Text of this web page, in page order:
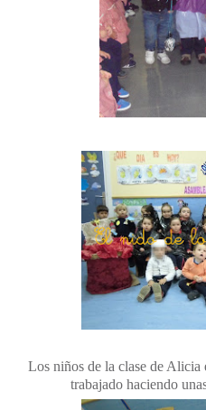
Los niños de la clase de Alicia
trabajado haciendo